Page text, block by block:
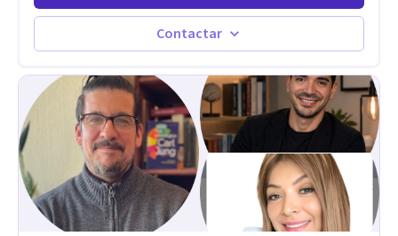
experiencia, acompaña a personas, parejas y líderes en
procesos de desarrollo personal y profesional. Su trabajo se
centra en la regulación emocional, las relaciones de pareja, la
metodología combina psicología contemporánea,
neurociencias y estrategias de cambio basadas en evidencia
para fortalecer la autoestima, desarrollar habilidades
socioemocionales y promover cambios sostenibles. Como
divulgador científico, acerca la psicología y las neurociencias
a la vida cotidiana mediante contenidos claros, rigurosos y
aplicables, con el propósito de impulsar un bienestar integral.
Contactar